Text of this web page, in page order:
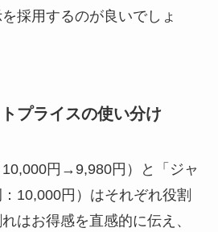
採用するのが良いでしょ
プライスの使い分け
10,000円→9,980円）と「ジャ
10,000円）はそれぞれ役割
はお得感を直感的に伝え、